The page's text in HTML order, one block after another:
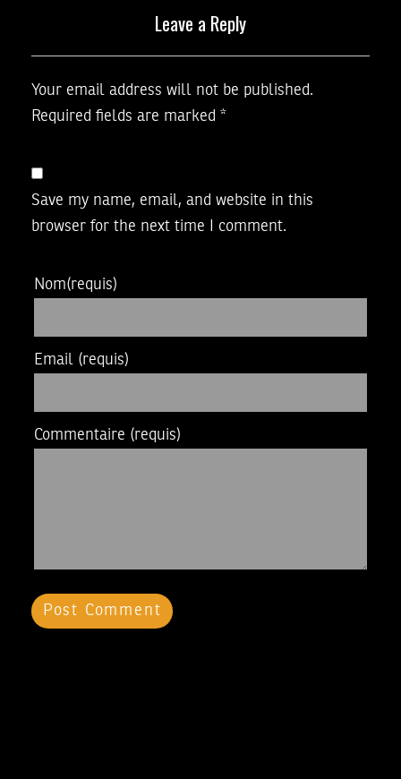
Leave a Reply
Your email address will not be published.
Required fields are marked *
Save my name, email, and website in this
browser for the next time I comment.
Nom(requis)
Email (requis)
Commentaire (requis)